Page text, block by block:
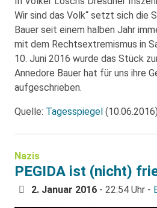
Wir sind das Volk“ setzt sich die
Bauer seit einem halben Jahr
mit dem Rechtsextremismus in
10. Juni 2016 wurde das Stück
Annedore Bauer hat für uns ihre
aufgeschrieben.
Quelle: Tagesspiegel (10.06.2016)
Nazis
PEGIDA ist (nicht)
2. Januar 2016 - 22:54 Uhr -